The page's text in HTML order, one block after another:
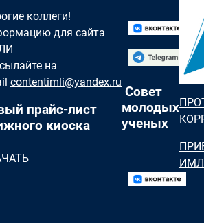
коллеги!
для сайта
на
contentimli@yandex.ru
прайс-лист
киоска
Совет
молодых
ученых